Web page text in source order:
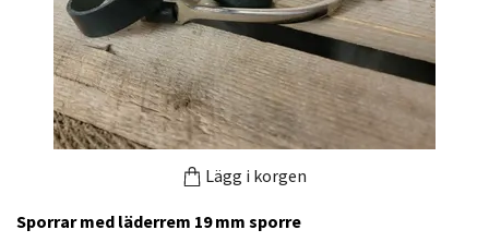
Lägg i korgen
Sporrar med läderrem 19 mm sporre